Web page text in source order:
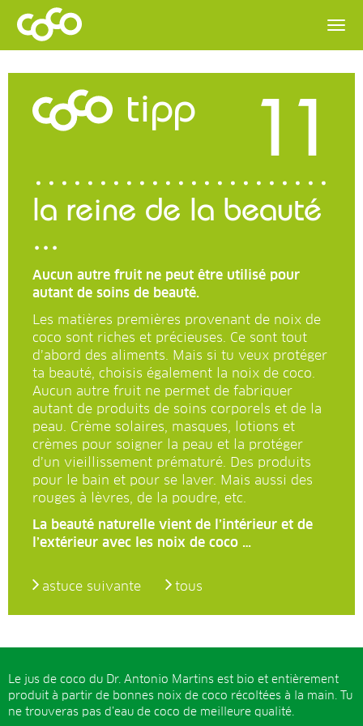
tipp 11
la reine de la beauté
...
Aucun autre fruit ne peut être utilisé pour
autant de soins de beauté.
Les matières premières provenant de noix de
coco sont riches et précieuses. Ce sont tout
d’abord des aliments. Mais si tu veux protéger
ta beauté, choisis également la noix de coco.
Aucun autre fruit ne permet de fabriquer
autant de produits de soins corporels et de la
peau. Crème solaires, masques, lotions et
crèmes pour soigner la peau et la protéger
d’un vieillissement prématuré. Des produits
pour le bain et pour se laver. Mais aussi des
rouges à lèvres, de la poudre, etc.
La beauté naturelle vient de l’intérieur et de
l’extérieur avec les noix de coco …
astuce suivante tous
Le jus de coco du Dr. Antonio Martins est bio et entièrement
produit à partir de bonnes noix de coco récoltées à la main. Tu
ne trouveras pas d’eau de coco de meilleure qualité.